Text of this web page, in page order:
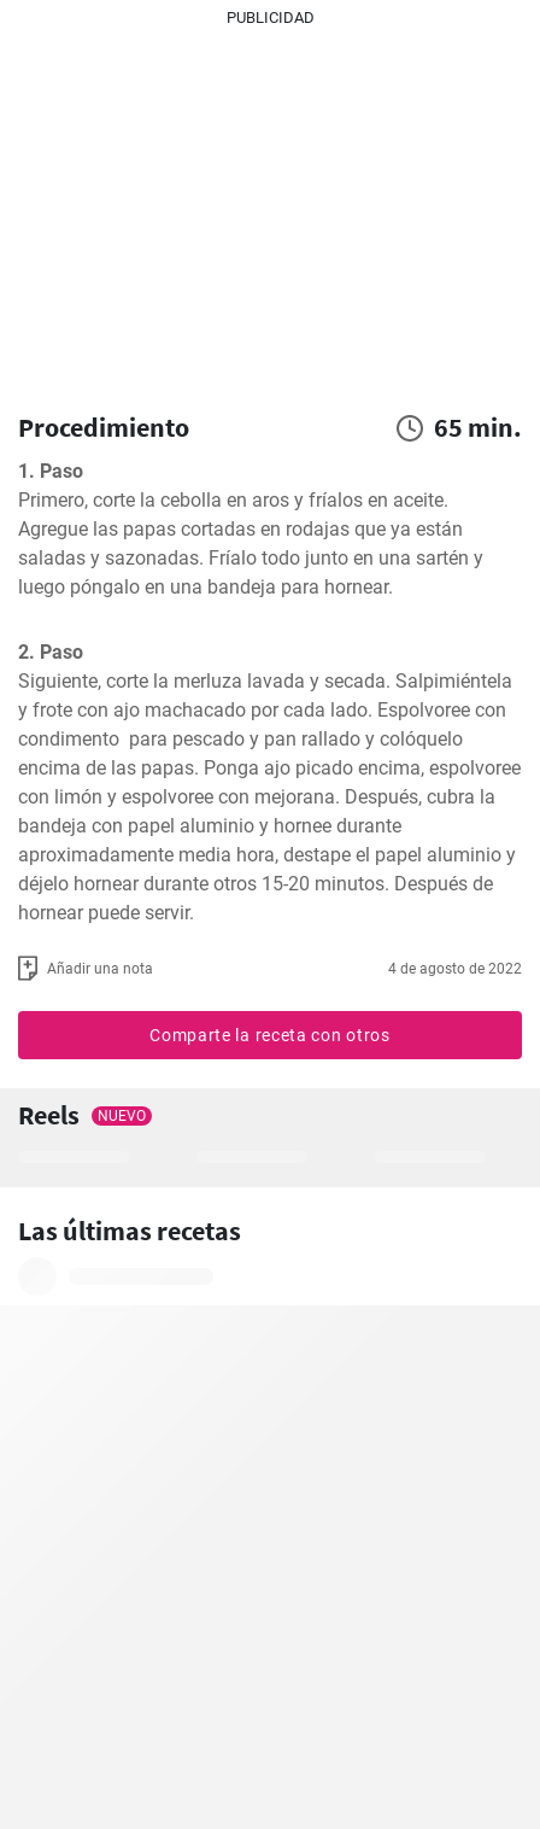
PUBLICIDAD
Procedimiento 65 min.
1. Paso
Primero, corte la cebolla en aros y fríalos en aceite.
Agregue las papas cortadas en rodajas que ya están
saladas y sazonadas. Fríalo todo junto en una sartén y
luego póngalo en una bandeja para hornear.
2. Paso
Siguiente, corte la merluza lavada y secada. Salpimiéntela
y frote con ajo machacado por cada lado. Espolvoree con
condimento  para pescado y pan rallado y colóquelo
encima de las papas. Ponga ajo picado encima, espolvoree
con limón y espolvoree con mejorana. Después, cubra la
bandeja con papel aluminio y hornee durante
aproximadamente media hora, destape el papel aluminio y
déjelo hornear durante otros 15-20 minutos. Después de
hornear puede servir.
Añadir una nota 4 de agosto de 2022
Comparte la receta con otros
Reels NUEVO
Las últimas recetas